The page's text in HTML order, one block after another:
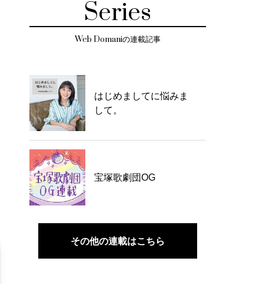
Series
Web Domaniの連載記事
はじめましてに悩みま
して。
宝塚歌劇団OG
その他の連載はこちら